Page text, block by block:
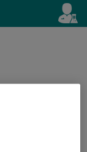
Active
en